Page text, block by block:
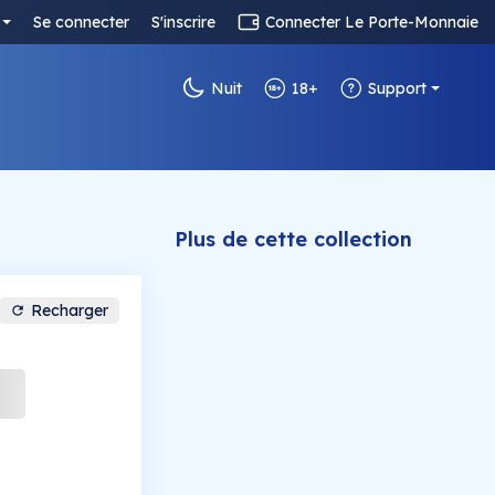
Se connecter S'inscrire Connecter Le Porte-Monnaie
Nuit 18+ Support
Recharger
Plus de cette collection